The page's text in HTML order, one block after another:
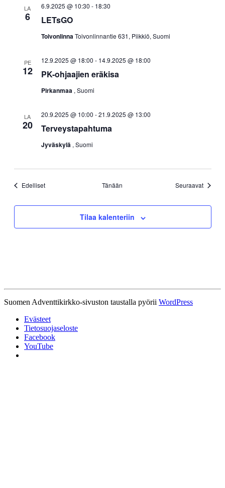
LA
6 LETsGO
6.9.2025 @ 10:30 - 18:30
ToivonlinnaToivonlinnantie 631, Piikkiö, Suomi
PE
12 PK-ohjaajien eräkisa
12.9.2025 @ 18:00 - 14.9.2025 @ 18:00
Pirkanmaa , Suomi
LA
20 Terveystapahtuma
20.9.2025 @ 10:00 -21.9.2025 @ 13:00
Jyväskylä , Suomi
EdellisetTapahtumat Tänään Seuraavat
Tilaa kalenteriin
Suomen Adventtikirkko-sivuston taustalla pyörii WordPress
Evästeet
Tietosuojaseloste
Facebook
YouTube